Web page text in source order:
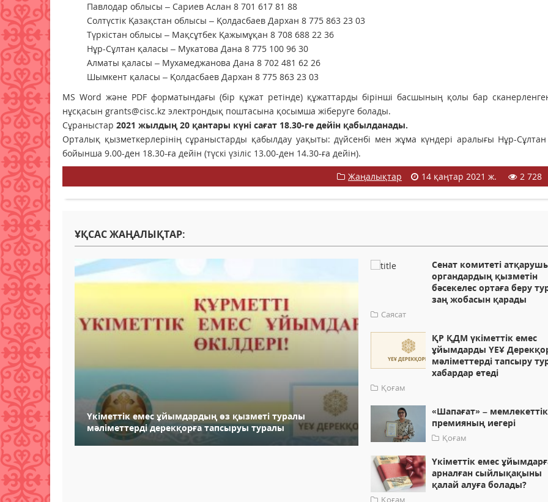
Павлодар облысы – Сариев Аслан 8 701 617 81 88
Солтүстік Қазақстан облысы – Қолдасбаев Дархан 8 775 863 23 03
Түркістан облысы – Мақсұтбек Қажымұқан 8 708 688 22 36
Нұр-Сұлтан қаласы – Мукатова Дана 8 775 100 96 30
Алматы қаласы – Мухамеджанова Дана 8 702 481 62 26
Шымкент қаласы – Қолдасбаев Дархан 8 775 863 23 03
MS Word және PDF форматындағы (бір құжат ретінде) құжаттарды бірінші басшының қолы бар
нұсқасын grants@cisc.kz электрондық поштасына қосымша жіберуге болады.
Сұраныстар 2021 жылдың 20 қантары күні сағат 18.30-ге дейін қабылданады.
Орталық қызметкерлерінің сұраныстарды қабылдау уақыты: дүйсенбі мен жұма күндері аралығы Нұр-
бойынша 9.00-ден 18.30-ға дейін (түскі үзіліс 13.00-ден 14.30-ға дейін).
Жаңалықтар
14 қаңтар 2021 ж. 2 728
ҰҚСАС ЖАҢАЛЫҚТАР:
Үкіметтік емес ұйымдардың өз қызметі туралы
мәліметтерді дерекқорға тапсыруы туралы
Сенат комитеті
органдардың қызметін
бәсекелес ортаға беру
заң жобасын қарады
Саясат
ҚР ҚДМ үкіметтік емес
ұйымдарды ҮЕҰ
мәліметтерді тапсыру
хабардар етеді
Қоғам
«Шапағат» – мемлекеттік
премияның иегері
Қоғам
Үкіметтік емес
арналған сыйлықақыны
қалай алуға болады?
Қоғам